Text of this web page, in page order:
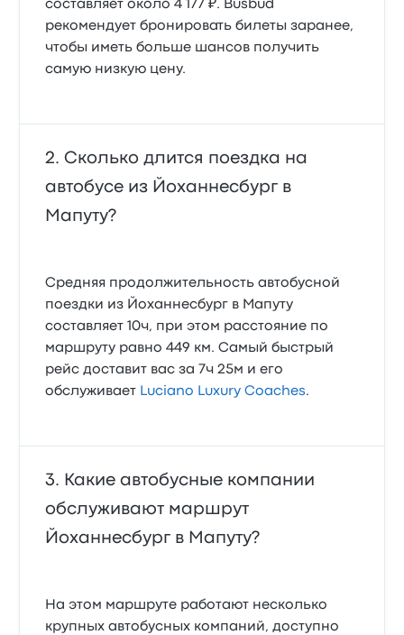
составляет около 4 177 ₽. Busbud
рекомендует бронировать билеты заранее,
чтобы иметь больше шансов получить
самую низкую цену.
Сколько длится поездка на
автобусе из Йоханнесбург в
Мапуту?
Средняя продолжительность автобусной
поездки из Йоханнесбург в Мапуту
составляет 10ч, при этом расстояние по
маршруту равно 449 км. Самый быстрый
рейс доставит вас за 7ч 25м и его
обслуживает Luciano Luxury Coaches.
Какие автобусные компании
обслуживают маршрут
Йоханнесбург в Мапуту?
На этом маршруте работают несколько
крупных автобусных компаний, доступно